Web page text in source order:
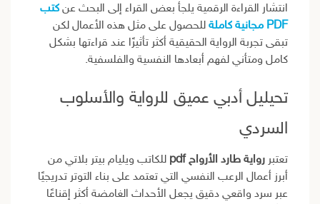
انتشار القراءة الرقمية يلجأ بعض القراء إلى البحث عن كتب
PDF مجانية كاملة
للحصول على مثل هذه الأعمال لكن
تبقى تجربة الرواية الحقيقية أكثر تأثيرًا عند قراءتها بشكل
كامل ومتأني لفهم أبعادها النفسية والفلسفية.
تحيليل أدبي عميق للرواية والأسلوب
السردي
تعتبر رواية طارد الأرواح pdf
للكاتب ويليام بيتر بلاتي من
أبرز أعمال الرعب النفسي التي تعتمد على بناء التوتر تدريجيًا
عبر سرد واقعي دقيق يجعل الأحداث الغامضة أكثر إقناعًا